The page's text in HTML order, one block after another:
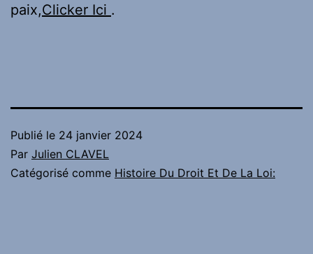
paix,Clicker Ici .
Publié le 24 janvier 2024
Par Julien CLAVEL
Catégorisé comme Histoire Du Droit Et De La Loi: